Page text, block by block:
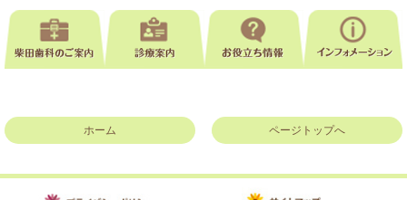
ホーム ページトップへ